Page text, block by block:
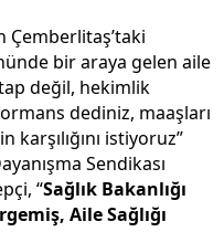
Çemberlitaş’taki
bir araya gelen aile
değil, hekimlik
dediniz, maaşları
karşılığını istiyoruz”
Sendikası
“Sağlık Bakanlığı
Aile Sağlığı